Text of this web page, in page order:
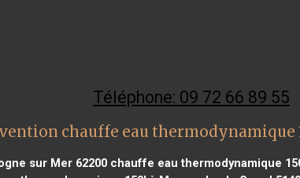
Téléphone: 09 72 66 89 55
chauffe eau thermodynamique
sur Mer 62200 chauffe eau thermodynamique